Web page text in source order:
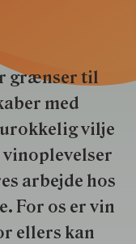
grænser til
med
vilje
vinoplevelser
arbejde hos
For os er vin
ellers kan